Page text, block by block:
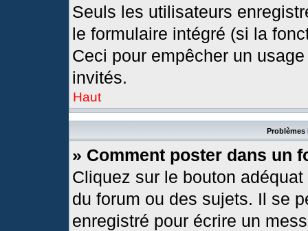
Seuls les utilisateurs
le formulaire intégré (si la
Ceci pour empêcher un
invités.
Haut
Problèmes
» Comment poster dans un
Cliquez sur le bouton
du forum ou des sujets. Il se
enregistré pour écrire un